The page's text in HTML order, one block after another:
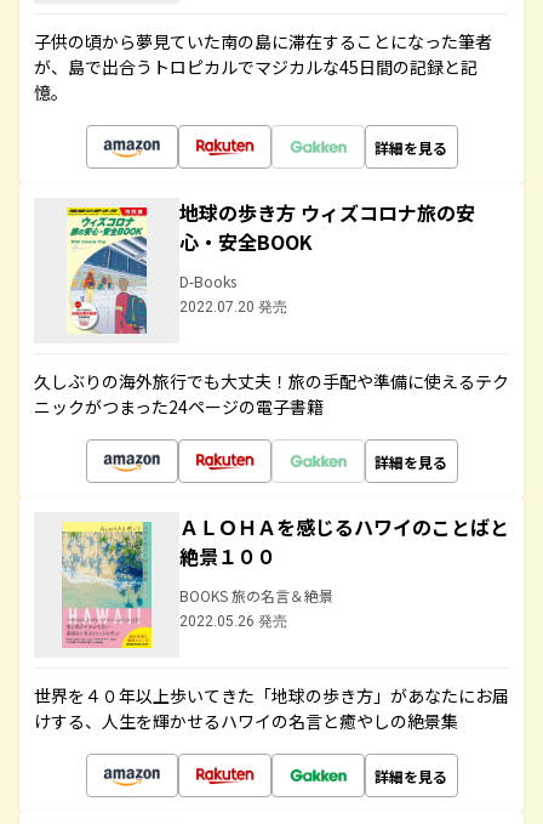
子供の頃から夢見ていた南の島に滞在することになった筆者
が、島で出合うトロピカルでマジカルな45日間の記録と記
憶。
詳細を見る
地球の歩き方 ウィズコロナ旅の安
心・安全BOOK
D-Books
2022.07.20 発売
久しぶりの海外旅行でも大丈夫！旅の手配や準備に使えるテク
ニックがつまった24ページの電子書籍
詳細を見る
ＡＬＯＨＡを感じるハワイのことばと
絶景１００
BOOKS 旅の名言＆絶景
2022.05.26 発売
世界を４０年以上歩いてきた「地球の歩き方」があなたにお届
けする、人生を輝かせるハワイの名言と癒やしの絶景集
詳細を見る